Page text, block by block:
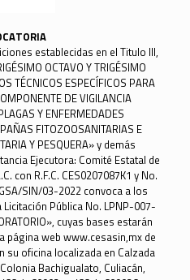
establecidas en el Titulo III,
OCTAVO Y TRIGÉSIMO
TÉCNICOS ESPECÍFICOS PARA
DE VIGILANCIA
Y ENFERMEDADES
FITOZOOSANITARIAS E
Y PESQUERA» y demás
Ejecutora: Comité Estatal de
con R.F.C. CES0207087K1 y No.
SIN/03-2022 convoca a los
Pública No. LPNP-007-
cuyas bases estarán
página web www.cesasin,mx de
su oficina localizada en Calzada
Bachigualato, Culiacán,